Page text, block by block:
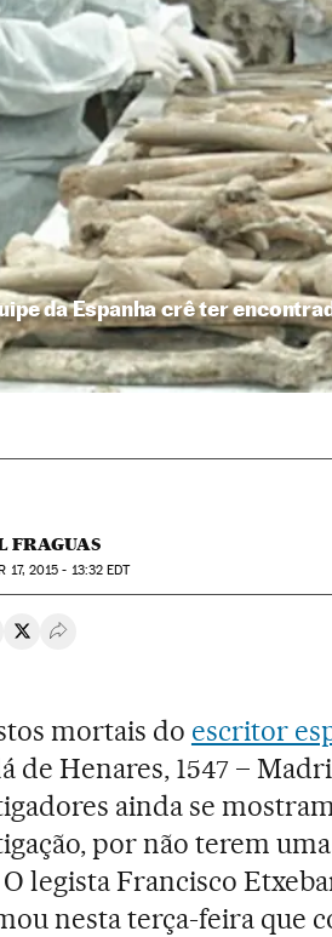
da Espanha crê ter
FRAGUAS
17, 2015 - 13:32 EDT
en Whatsapp
en Facebook
Compartir en Twitter
Desplegar Redes Sociales
mortais do escritor
de Henares, 1547 –
ainda se
por não terem
legista Francisco
nesta terça-feira que